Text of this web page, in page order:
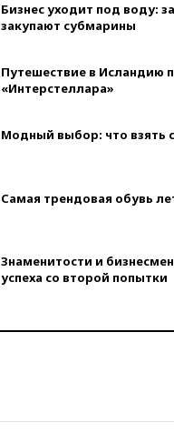
Бизнес уходит под воду:
закупают субмарины
Путешествие в Исландию
«Интерстеллара»
Модный выбор: что взять
Самая трендовая обувь
Знаменитости и
успеха со второй попытки